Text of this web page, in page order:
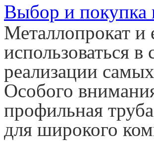
Выбор и покупка
Металлопрокат и
использоваться в
реализации
Особого
профильная
для широкого